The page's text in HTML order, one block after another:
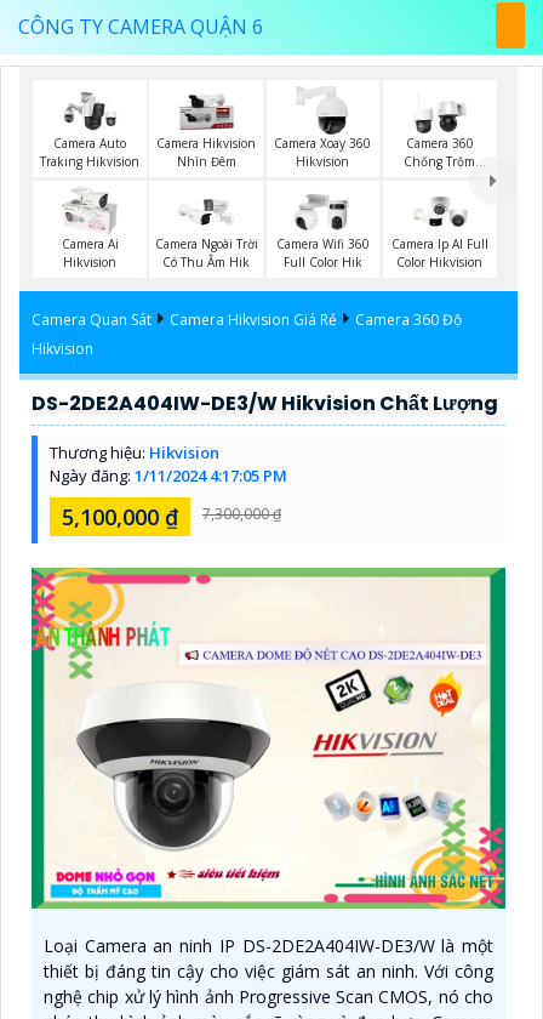
CÔNG TY CAMERA QUẬN 6
Camera Auto
Traking Hikvision
Camera Hikvision
Nhìn Đêm
Camera Xoay 360
Hikvision
Camera 360
Chống Trộm
Camera Ai
Hikvision
Camera Ngoài Trời
Có Thu Âm Hik
Camera Wifi 360
Full Color Hik
Camera Ip AI Full
Color Hikvision
Camera Quan Sát Camera Hikvision Giá Rẻ
Camera 360 Độ
Hikvision
DS-2DE2A404IW-DE3/W Hikvision Chất Lượng
Thương hiệu: Hikvision
Ngày đăng: 1/11/2024 4:17:05 PM
5,100,000 ₫ 7,300,000 ₫
Loại Camera an ninh IP DS-2DE2A404IW-DE3/W là một
thiết bị đáng tin cậy cho việc giám sát an ninh. Với công
nghệ chip xử lý hình ảnh Progressive Scan CMOS, nó cho